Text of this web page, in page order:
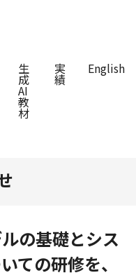
生
成
AI
教
材
実
績
English
の基礎とシス
ての研修を、